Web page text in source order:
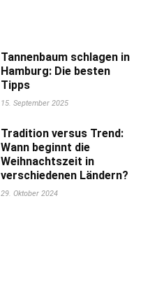
Tannenbaum schlagen in
Hamburg: Die besten
Tipps
15. September 2025
Tradition versus Trend:
Wann beginnt die
Weihnachtszeit in
verschiedenen Ländern?
29. Oktober 2024